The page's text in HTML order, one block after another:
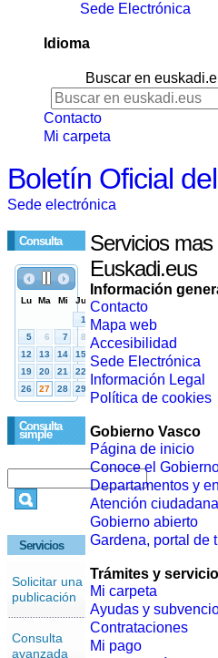
Sede Electrónica
Idioma
Buscar en
Contacto
Mi carpeta
Boletín Oficial
Sede electrónica
Consulta
Consulta
simple
Servicios
Solicitar una
publicación
Consulta
avanzada
Servicios
Euskadi.eus
Información
Contacto
Mapa web
Accesibilidad
Sede Electrónica
Información Legal
Política de cookies
Gobierno Vasco
Página de inicio
Conoce el
Departamentos y
Atención ciudadana
Gobierno abierto
Gardena, portal de
Trámites y
Mi carpeta
Ayudas y
Contrataciones
Mi pago